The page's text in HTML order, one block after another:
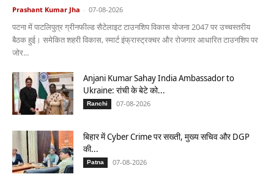
Prashant Kumar Jha - 07-08-2026
पटना में पाटलिपुत्र ग्रीनफील्ड सैटेलाइट टाउनशिप विकास योजना 2047 पर उच्चस्तरीय
बैठक हुई। समेकित शहरी विकास, स्मार्ट इंफ्रास्ट्रक्चर और रोजगार आधारित टाउनशिप पर
जोर...
Anjani Kumar Sahay India Ambassador to
Ukraine: रांची के बेटे को...
Ranchi 07-08-2026
बिहार में Cyber Crime पर सख्ती, मुख्य सचिव और DGP
की...
Patna 07-08-2026